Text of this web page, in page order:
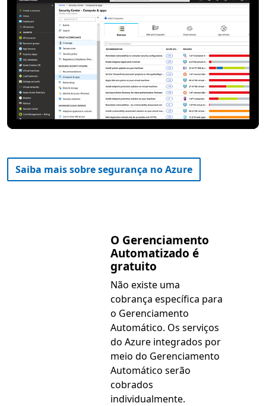
Saiba mais sobre segurança no Azure
O Gerenciamento
Automatizado é
gratuito
Não existe uma
cobrança específica para
o Gerenciamento
Automático. Os serviços
do Azure integrados por
meio do Gerenciamento
Automático serão
cobrados
individualmente.